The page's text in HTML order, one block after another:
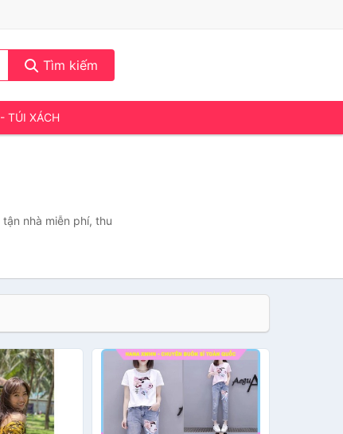
Tìm kiếm
TÚI XÁCH
nhà miễn phí, thu